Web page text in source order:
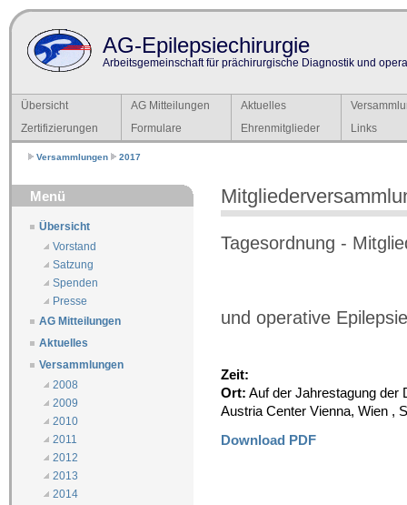
AG-Epilepsiechirurgie
Arbeitsgemeinschaft für prächirurgische Diagnostik und
Übersicht AG Mitteilungen Aktuelles
Zertifizierungen
Formulare Ehrenmitglieder Links
Versammlungen 2017
Menü
Übersicht
Vorstand
Satzung
Spenden
Presse
AG Mitteilungen
Aktuelles
Versammlungen
2008
2009
2010
2011
2012
2013
2014
Tagesordnung -
und operative
Zeit:
Ort: Auf der Jahrestagung der
Austria Center Vienna, Wien ,
Download PDF